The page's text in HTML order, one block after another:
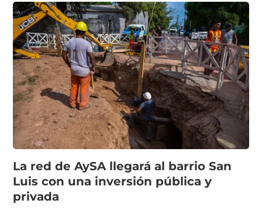
La red de AySA llegará al barrio San
Luis con una inversión pública y
privada